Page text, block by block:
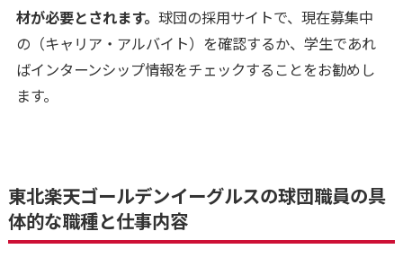
材が必要とされます。 球団の採用サイトで、現在募集中
の（キャリア・アルバイト）を確認するか、学生であれ
ばインターンシップ情報をチェックすることをお勧めし
ます。
東北楽天ゴールデンイーグルスの球団職員の具
体的な職種と仕事内容